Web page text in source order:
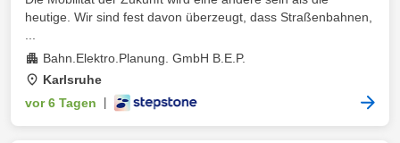
heutige. Wir sind fest davon überzeugt, dass Straßenbahnen,
Bahn.Elektro.Planung. GmbH B.E.P.
Karlsruhe
vor 6 Tagen